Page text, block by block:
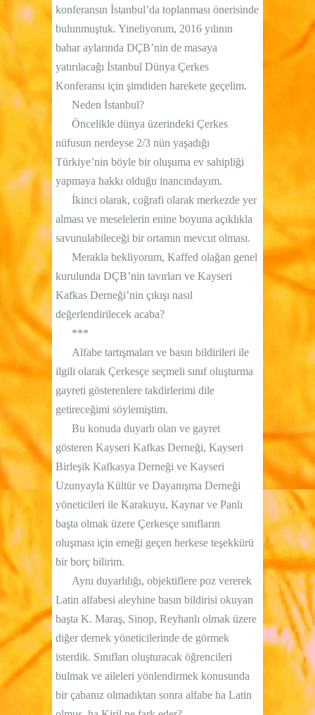
konferansın İstanbul’da toplanması önerisinde
bulunmuştuk. Yineliyorum, 2016 yılının
bahar aylarında DÇB’nin de masaya
yatırılacağı İstanbul Dünya Çerkes
Konferansı için şimdiden harekete geçelim.
Neden İstanbul?
Öncelikle dünya üzerindeki Çerkes
nüfusun nerdeyse 2/3 nün yaşadığı
Türkiye’nin böyle bir oluşuma ev sahipliği
yapmaya hakkı olduğu inancındayım.
İkinci olarak, coğrafi olarak merkezde yer
alması ve meselelerin enine boyuna açıklıkla
savunulabileceği bir ortamın mevcut olması.
Merakla bekliyorum, Kaffed olağan genel
kurulunda DÇB’nin tavırları ve Kayseri
Kafkas Derneği’nin çıkışı nasıl
değerlendirilecek acaba?
***
Alfabe tartışmaları ve basın bildirileri ile
ilgili olarak Çerkesçe seçmeli sınıf oluşturma
gayreti gösterenlere takdirlerimi dile
getireceğimi söylemiştim.
Bu konuda duyarlı olan ve gayret
gösteren Kayseri Kafkas Derneği, Kayseri
Birleşik Kafkasya Derneği ve Kayseri
Uzunyayla Kültür ve Dayanışma Derneği
yöneticileri ile Karakuyu, Kaynar ve Panlı
başta olmak üzere Çerkesçe sınıfların
oluşması için emeği geçen herkese teşekkürü
bir borç bilirim.
Aynı duyarlılığı, objektiflere poz vererek
Latin alfabesi aleyhine basın bildirisi okuyan
başta K. Maraş, Sinop, Reyhanlı olmak üzere
diğer dernek yöneticilerinde de görmek
isterdik. Sınıfları oluşturacak öğrencileri
bulmak ve aileleri yönlendirmek konusunda
bir çabanız olmadıktan sonra alfabe ha Latin